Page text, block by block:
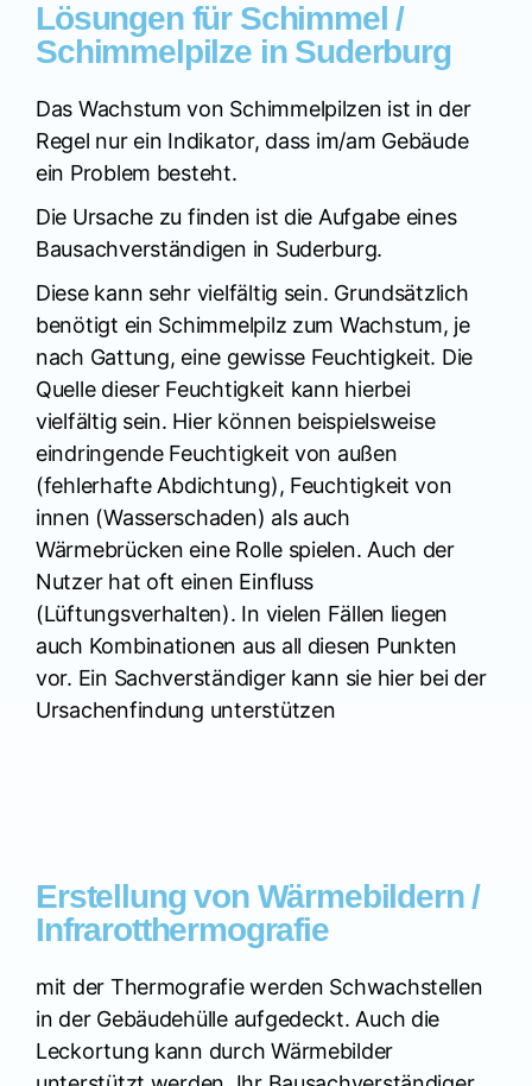
Lösungen für Schimmel /
Schimmelpilze in Suderburg
Das Wachstum von Schimmelpilzen ist in der
Regel nur ein Indikator, dass im/am Gebäude
ein Problem besteht.
Die Ursache zu finden ist die Aufgabe eines
Bausachverständigen in Suderburg.
Diese kann sehr vielfältig sein. Grundsätzlich
benötigt ein Schimmelpilz zum Wachstum, je
nach Gattung, eine gewisse Feuchtigkeit. Die
Quelle dieser Feuchtigkeit kann hierbei
vielfältig sein. Hier können beispielsweise
eindringende Feuchtigkeit von außen
(fehlerhafte Abdichtung), Feuchtigkeit von
innen (Wasserschaden) als auch
Wärmebrücken eine Rolle spielen. Auch der
Nutzer hat oft einen Einfluss
(Lüftungsverhalten). In vielen Fällen liegen
auch Kombinationen aus all diesen Punkten
vor. Ein Sachverständiger kann sie hier bei der
Ursachenfindung unterstützen
Erstellung von Wärmebildern /
Infrarotthermografie
mit der Thermografie werden Schwachstellen
in der Gebäudehülle aufgedeckt. Auch die
Leckortung kann durch Wärmebilder